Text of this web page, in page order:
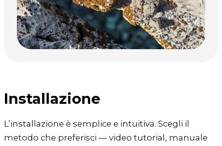
Installazione
L’installazione è semplice e intuitiva. Scegli il
metodo che preferisci — video tutorial, manuale